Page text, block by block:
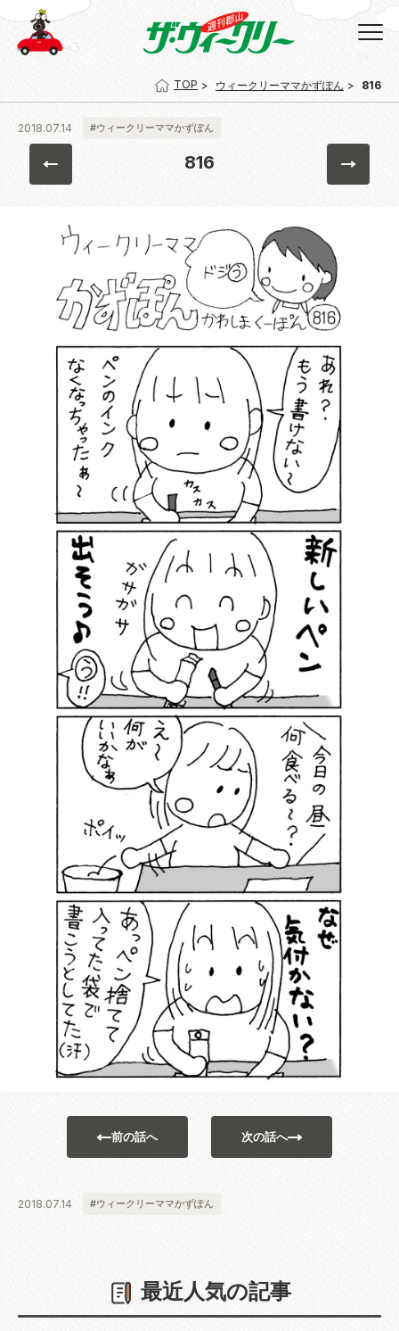
TOP ウィークリーママかずぽん 816
2018.07.14 #ウィークリーママかずぽん
816
前の話へ 次の話へ
2018.07.14 #ウィークリーママかずぽん
最近人気の記事